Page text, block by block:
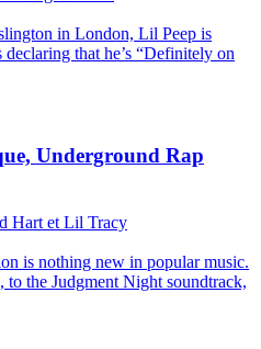
in London, Lil Peep is
that he’s “Definitely on
Underground Rap
Hart et Lil Tracy
is nothing new in popular music.
the Judgment Night soundtrack,